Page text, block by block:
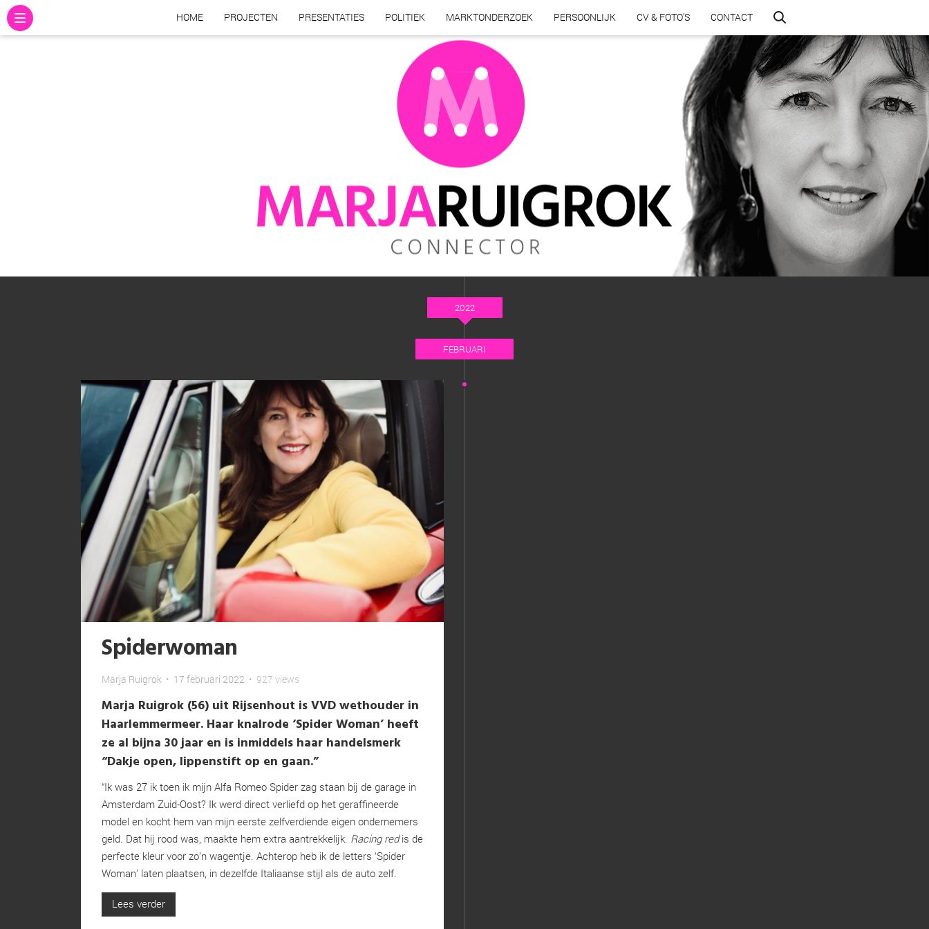
HOME PROJECTEN PRESENTATIES POLITIEK MARKTONDERZOEK PERSOONLIJK CV & FOTO’S CONTACT
2022
FEBRUARI
Spiderwoman
Marja Ruigrok • 17 februari 2022 • 927 views
Marja Ruigrok (56) uit Rijsenhout is VVD wethouder in
Haarlemmermeer. Haar knalrode ‘Spider Woman’ heeft
ze al bijna 30 jaar en is inmiddels haar handelsmerk
“Dakje open, lippenstift op en gaan.”
“Ik was 27 ik toen ik mijn Alfa Romeo Spider zag staan bij de garage in
Amsterdam Zuid-Oost? Ik werd direct verliefd op het geraffineerde
model en kocht hem van mijn eerste zelfverdiende eigen ondernemers
geld. Dat hij rood was, maakte hem extra aantrekkelijk. Racing redis de
perfecte kleur voor zo’n wagentje. Achterop heb ik de letters ‘Spider
Woman’ laten plaatsen, in dezelfde Italiaanse stijl als de auto zelf.
Lees verder